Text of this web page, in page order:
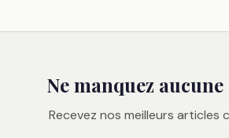
Ne manquez
Recevez nos meilleurs articles